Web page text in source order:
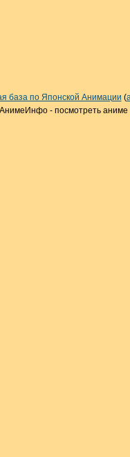
база по Японской Анимации (
- посмотреть аниме